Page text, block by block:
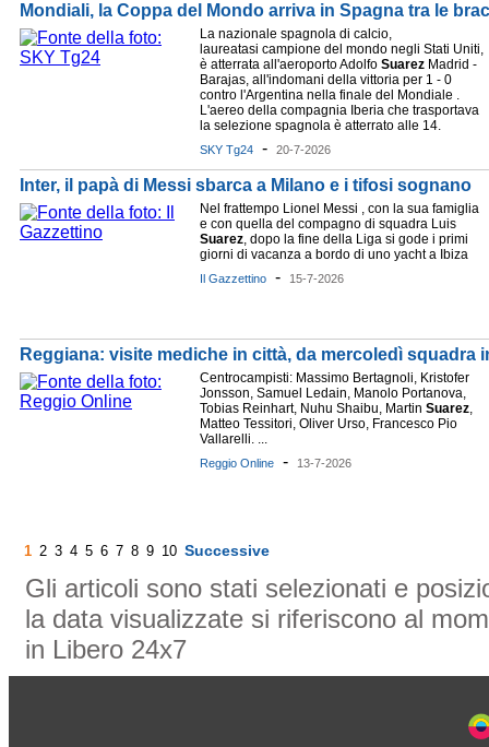
Mondiali, la Coppa del Mondo arriva in Spagna tra le
La nazionale spagnola di calcio,
laureatasi campione del mondo negli Stati Uniti,
è atterrata all'aeroporto Adolfo Suarez Madrid -
Barajas, all'indomani della vittoria per 1 - 0
contro l'Argentina nella finale del Mondiale .
L'aereo della compagnia Iberia che trasportava
la selezione spagnola è atterrato alle 14.
SKY Tg24 - 20-7-2026
Inter, il papà di Messi sbarca a Milano e i tifosi sognano
Nel frattempo Lionel Messi , con la sua famiglia
e con quella del compagno di squadra Luis
Suarez, dopo la fine della Liga si gode i primi
giorni di vacanza a bordo di uno yacht a Ibiza
Il Gazzettino - 15-7-2026
Reggiana: visite mediche in città, da mercoledì squadra
Centrocampisti: Massimo Bertagnoli, Kristofer
Jonsson, Samuel Ledain, Manolo Portanova,
Tobias Reinhart, Nuhu Shaibu, Martin Suarez,
Matteo Tessitori, Oliver Urso, Francesco Pio
Vallarelli. ...
Reggio Online - 13-7-2026
1 2 3 4 5 6 7 8 9 10 Successive
Gli articoli sono stati selezionati e
la data visualizzate si riferiscono al
in Libero 24x7